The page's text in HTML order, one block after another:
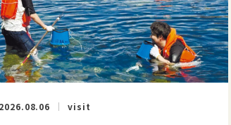
2026.08.06 visit